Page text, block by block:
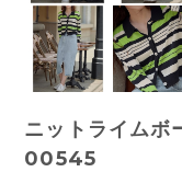
ニットライム
00545